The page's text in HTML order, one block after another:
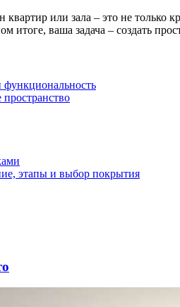
или зала – это не
итоге, ваша задача – создать
функциональность
пространство
этапы и выбор покрытия